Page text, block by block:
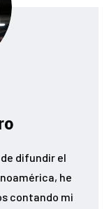
difundir el
he
contando mi